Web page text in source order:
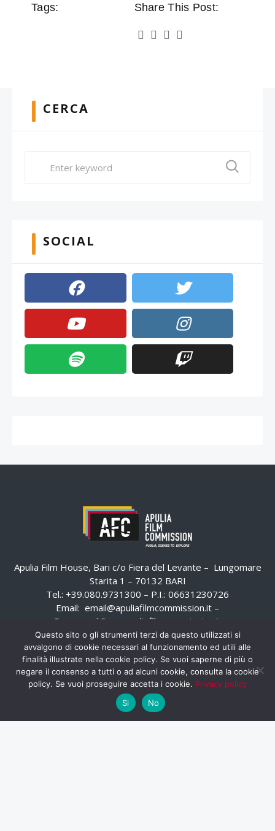
Tags: Share This Post:
CERCA
SOCIAL
Apulia Film House, Bari c/o Fiera del Levante – Lungomare
Starita 1 – 70132 BARI
Tel.: +39.080.9731300 – P.I.: 06631230726
Email: email@apuliafilmcommission.it –
Pec:
email@pec.apuliafilmcommission.it
Questo sito o gli strumenti terzi da questo utilizzati si
avvalgono di cookie necessari al funzionamento ed utili alle
finalità illustrate nella cookie policy. Se vuoi saperne di più o
negare il consenso a tutti o ad alcuni cookie, consulta la cookie
policy. Se vuoi proseguire accetta i cookie. Privacy policy
Si
No